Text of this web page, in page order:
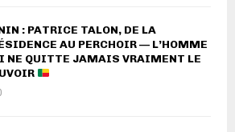
: PATRICE TALON, DE LA
AU PERCHOIR — L’HOMME
NE QUITTE JAMAIS VRAIMENT LE